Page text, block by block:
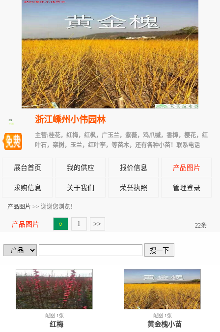
浙江嵊州小伟园林
主营:桂花，红梅，红枫，广玉兰，紫薇，鸡爪槭，香樟，樱花，红
叶石，栾树，玉兰，红叶李，等苗木，还有各种小苗！联系电话
展台首页 我的供应 报价信息 产品图片
求购信息 关于我们 荣誉执照 管理登录
产品图片 >> 谢谢您浏览！
产品图片 ○ 1 >> 22条
配图:1张
红梅
配图:1张
黄金槐小苗